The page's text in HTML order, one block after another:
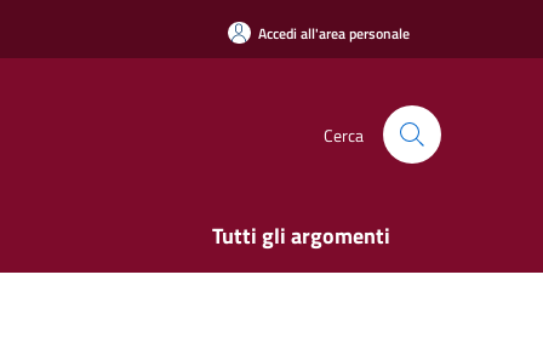
Accedi all'area personale
Cerca
Tutti gli argomenti